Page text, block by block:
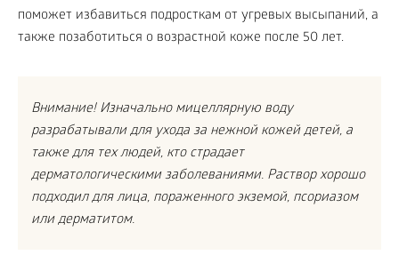
поможет избавиться подросткам от угревых высыпаний, а
также позаботиться о возрастной коже после 50 лет.
Внимание! Изначально мицеллярную воду
разрабатывали для ухода за нежной кожей детей, а
также для тех людей, кто страдает
дерматологическими заболеваниями. Раствор хорошо
подходил для лица, пораженного экземой, псориазом
или дерматитом.